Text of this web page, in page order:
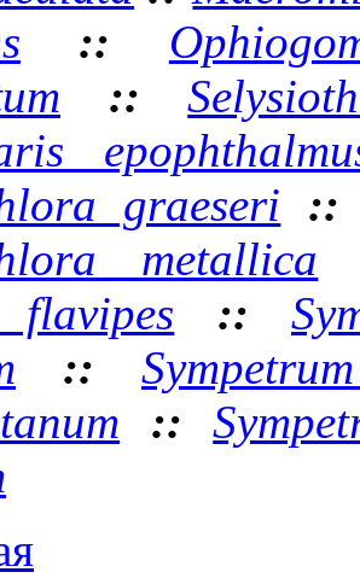
::
::
graeseri
metallica
::
::
::